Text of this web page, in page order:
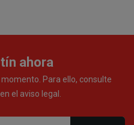
ahora
Para ello, consulte
el aviso legal.